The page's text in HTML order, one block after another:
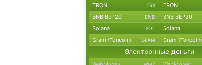
TRON TRX TRON
BNB BEP20 BNB BNB BEP20
Solana SOL Solana
Gram (Toncoin) GRAM Gram (Toncoin)
Электронные деньги